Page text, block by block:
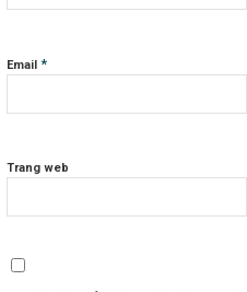
Email*
Trang web